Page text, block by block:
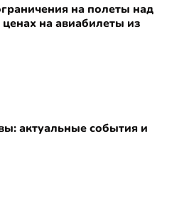
на полеты над
на авиабилеты из
актуальные события и